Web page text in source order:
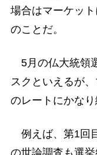
場合はマーケット
のことだ。
5月の仏大統領
スクといえるが
のレートにかなり
例えば、第1回